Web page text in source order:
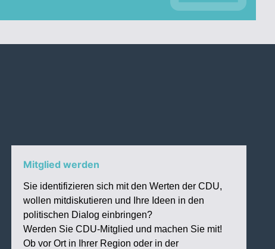
Mitglied werden
Sie identifizieren sich mit den Werten der CDU,
wollen mitdiskutieren und Ihre Ideen in den
politischen Dialog einbringen?
Werden Sie CDU-Mitglied und machen Sie mit!
Ob vor Ort in Ihrer Region oder in der